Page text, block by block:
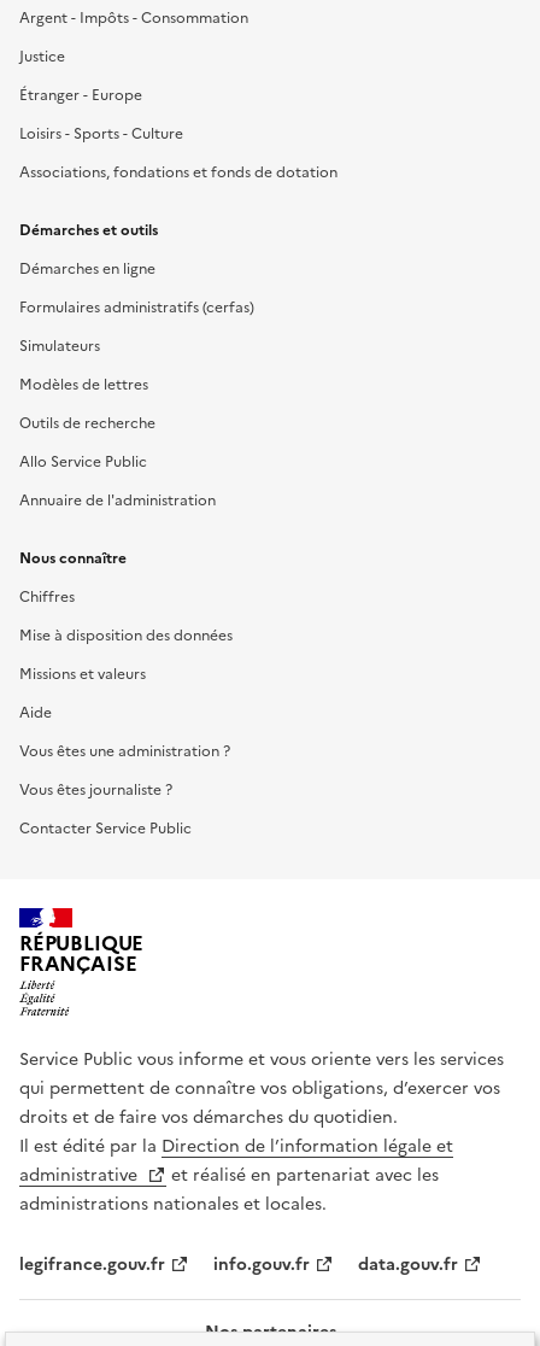
Argent - Impôts - Consommation
Justice
Étranger - Europe
Loisirs - Sports - Culture
Associations, fondations et fonds de dotation
Démarches et outils
Démarches en ligne
Formulaires administratifs (cerfas)
Simulateurs
Modèles de lettres
Outils de recherche
Allo Service Public
Annuaire de l'administration
Nous connaître
Chiffres
Mise à disposition des données
Missions et valeurs
Aide
Vous êtes une administration ?
Vous êtes journaliste ?
Contacter Service Public
RÉPUBLIQUE
FRANÇAISE
Service Public vous informe et vous oriente vers les services
qui permettent de connaître vos obligations, d’exercer vos
droits et de faire vos démarches du quotidien.
Il est édité par la Direction de l’information légale et
administrative
et réalisé en partenariat avec les
administrations nationales et locales.
legifrance.gouv.fr info.gouv.fr data.gouv.fr
Nos partenaires